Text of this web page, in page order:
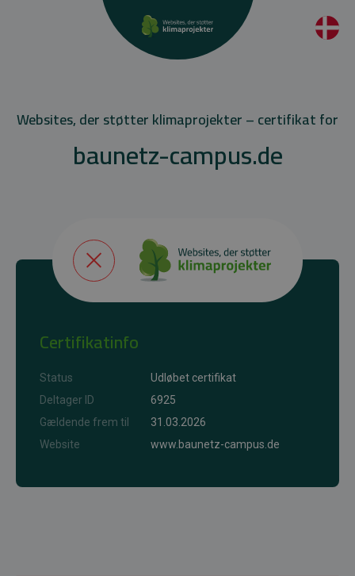
Websites, der støtter klimaprojekter – certifikat for
baunetz-campus.de
Certifikatinfo
Status
Udløbet certifikat
Deltager ID
6925
Gældende frem til
31.03.2026
Website
www.baunetz-campus.de